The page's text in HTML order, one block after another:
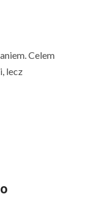
Celem
lecz